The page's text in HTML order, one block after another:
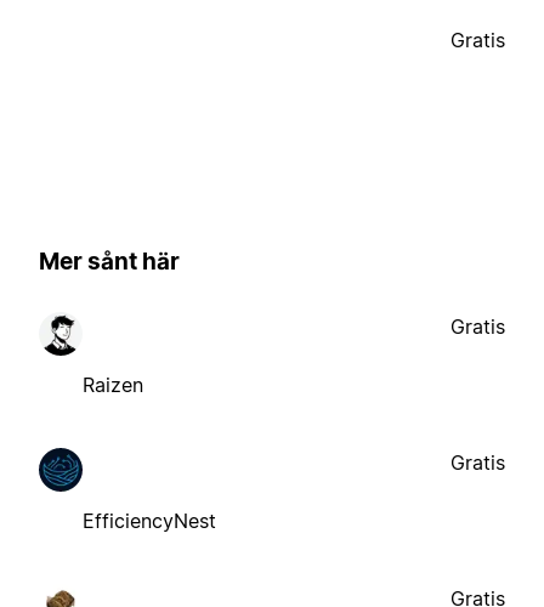
Gratis
Mer sånt här
Raizen
Gratis
EfficiencyNest
Gratis
Gratis